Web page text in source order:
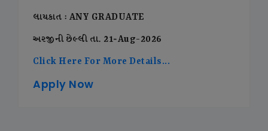
લાયકાત : ANY GRADUATE
અરજીની છેલ્લી તા. 21-Aug-2026
Click Here For More Details...
Apply Now